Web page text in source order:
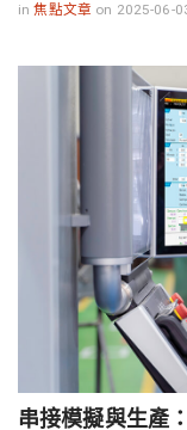
in焦點文章 on 2025-06-
串接模擬與生產